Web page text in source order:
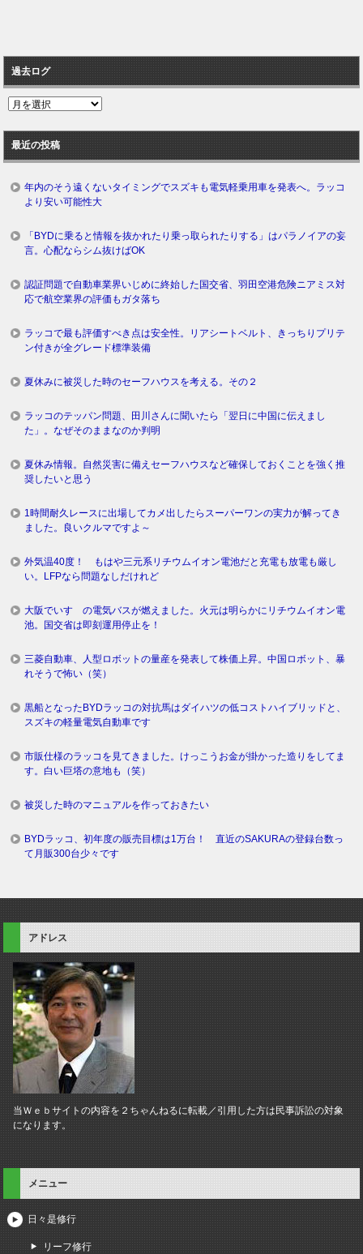
過去ログ
過
ロ
グ
最近の投稿
年内のそう遠くないタイミングでスズキも電気軽乗用車を発表へ。ラッコ
より安い可能性大
「BYDに乗ると情報を抜かれたり乗っ取られたりする」はパラノイアの妄
言。心配ならシム抜けばOK
認証問題で自動車業界いじめに終始した国交省、羽田空港危険ニアミス対
応で航空業界の評価もガタ落ち
ラッコで最も評価すべき点は安全性。リアシートベルト、きっちりプリテ
ン付きが全グレード標準装備
夏休みに被災した時のセーフハウスを考える。その２
ラッコのテッパン問題、田川さんに聞いたら「翌日に中国に伝えまし
た」。なぜそのままなのか判明
夏休み情報。自然災害に備えセーフハウスなど確保しておくことを強く推
奨したいと思う
1時間耐久レースに出場してカメ出したらスーパーワンの実力が解ってき
ました。良いクルマですよ～
外気温40度！ もはや三元系リチウムイオン電池だと充電も放電も厳し
い。LFPなら問題なしだけれど
大阪でいすゞの電気バスが燃えました。火元は明らかにリチウムイオン電
池。国交省は即刻運用停止を！
三菱自動車、人型ロボットの量産を発表して株価上昇。中国ロボット、暴
れそうで怖い（笑）
黒船となったBYDラッコの対抗馬はダイハツの低コストハイブリッドと、
スズキの軽量電気自動車です
市販仕様のラッコを見てきました。けっこうお金が掛かった造りをしてま
す。白い巨塔の意地も（笑）
被災した時のマニュアルを作っておきたい
BYDラッコ、初年度の販売目標は1万台！ 直近のSAKURAの登録台数っ
て月販300台少々です
アドレス
当Ｗｅｂサイトの内容を２ちゃんねるに転載／引用した方は民事訴訟の対象
になります。
メニュー
日々是修行
リーフ修行